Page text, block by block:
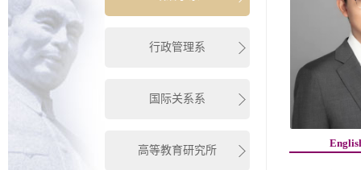
行政管理系
国际关系系
高等教育研究所